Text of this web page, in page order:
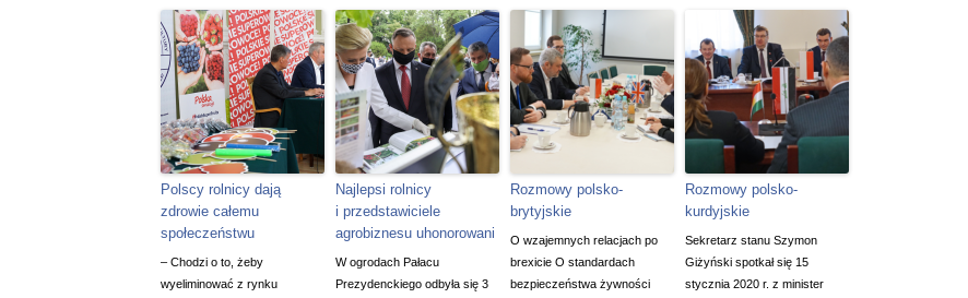
Polscy rolnicy dają
zdrowie całemu
społeczeństwu
– Chodzi o to, żeby
wyeliminować z rynku
Najlepsi rolnicy
i przedstawiciele
agrobiznesu uhonorowani
W ogrodach Pałacu
Prezydenckiego odbyła się 3
Rozmowy polsko-
brytyjskie
O wzajemnych relacjach po
brexicie O standardach
bezpieczeństwa żywności
Rozmowy polsko-
kurdyjskie
Sekretarz stanu Szymon
Giżyński spotkał się 15
stycznia 2020 r. z minister